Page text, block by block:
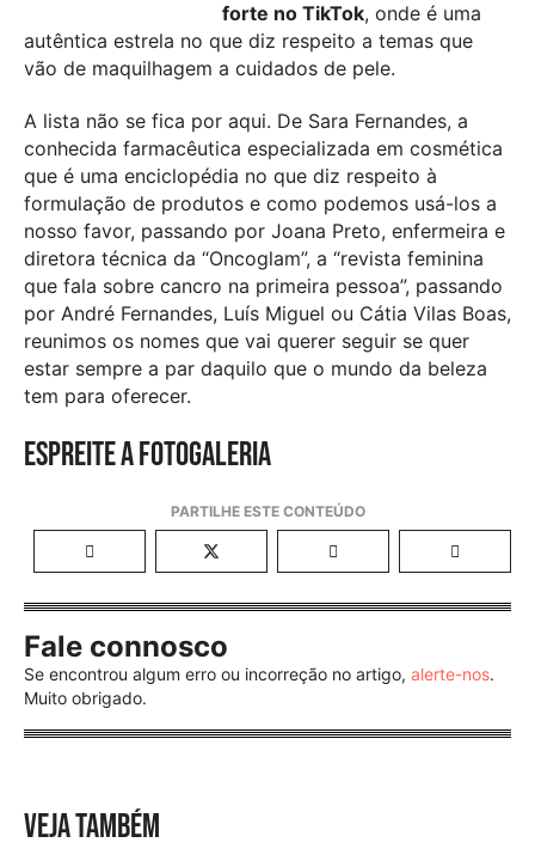
forte no TikTok, onde é uma
autêntica estrela no que diz respeito a temas que
vão de maquilhagem a cuidados de pele.
A lista não se fica por aqui. De Sara Fernandes, a
conhecida farmacêutica especializada em cosmética
que é uma enciclopédia no que diz respeito à
formulação de produtos e como podemos usá-los a
nosso favor, passando por Joana Preto, enfermeira e
diretora técnica da “Oncoglam”, a “revista feminina
que fala sobre cancro na primeira pessoa”, passando
por André Fernandes, Luís Miguel ou Cátia Vilas Boas,
reunimos os nomes que vai querer seguir se quer
estar sempre a par daquilo que o mundo da beleza
tem para oferecer.
Espreite a fotogaleria
Fale connosco
Se encontrou algum erro ou incorreção no artigo, alerte-nos.
Muito obrigado.
VEJA TAMBÉM